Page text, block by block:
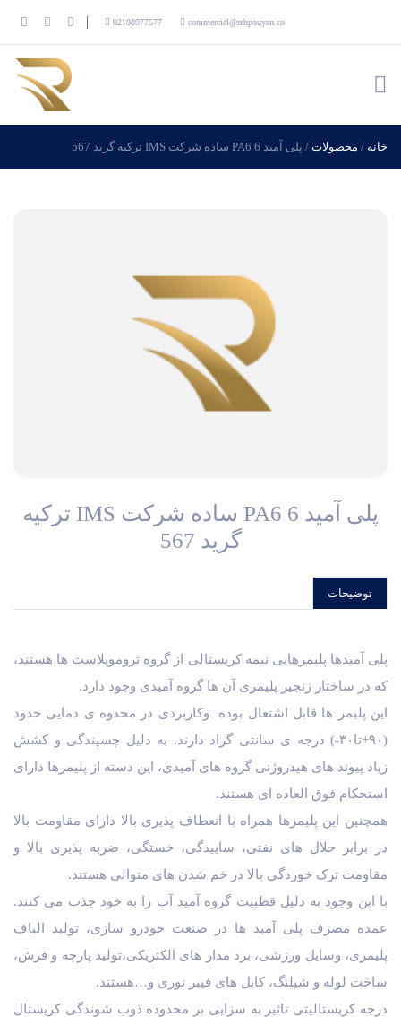
commercial@rahpouyan.co
02188977577
خانه / محصولات / پلی آمید 6 PA6 ساده شرکت IMS ترکیه گرید 567
پلی آمید 6 PA6 ساده شرکت IMS ترکیه
گرید 567
توضیحات
پلی آمیدها پلیمرهایی نیمه کریستالی از گروه تروموپلاست ها هستند،
که در ساختار زنجیر پلیمری آن ها گروه آمیدی وجود دارد.
این پلیمر ها قابل اشتعال بوده وکاربردی در محدوه ی دمایی حدود
(۹۰+تا۳۰-) درجه ی سانتی گراد دارند. به دلیل چسپندگی و کشش
زیاد پیوند های هیدروژنی گروه های آمیدی، این دسته از پلیمرها دارای
استحکام فوق العاده ای هستند.
همچنین این پلیمرها همراه با انعطاف پذیری بالا دارای مقاومت بالا
در برابر حلال های نفتی، ساییدگی، خستگی، ضربه پذیری بالا و
مقاومت ترک خوردگی بالا در خم شدن های متوالی هستند.
با این وجود به دلیل قطبیت گروه آمید آب را به خود جذب می کنند.
عمده مصرف پلی آمید ها در صنعت خودرو سازی، تولید الیاف
پلیمری، وسایل ورزشی، برد مدار های الکتریکی،تولید پارچه و فرش،
ساخت لوله و شیلنگ، کابل های فیبر نوری و…هستند.
درجه کریستالیتی تاثیر به سزایی بر محدوده ذوب شوندگی کریستال